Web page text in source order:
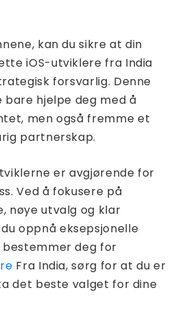
kan du sikre at din
iOS-utviklere fra India
forsvarlig. Denne
hjelpe deg med å
men også fremme et
partnerskap.
er avgjørende for
Ved å fokusere på
nøye utvalg og klar
oppnå eksepsjonelle
bestemmer deg for
Fra India, sørg for at du er
det beste valget for dine